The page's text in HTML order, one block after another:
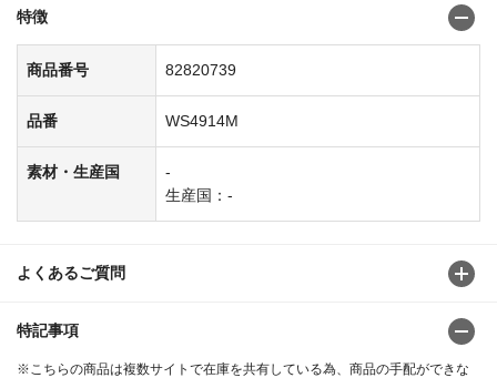
特徴
商品番号 82820739
品番 WS4914M
素材・生産国
-
生産国：-
よくあるご質問
特記事項
※こちらの商品は複数サイトで在庫を共有している為、商品の手配ができな